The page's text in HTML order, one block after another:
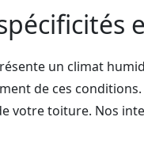
un climat
de ces
votre toiture. Nos